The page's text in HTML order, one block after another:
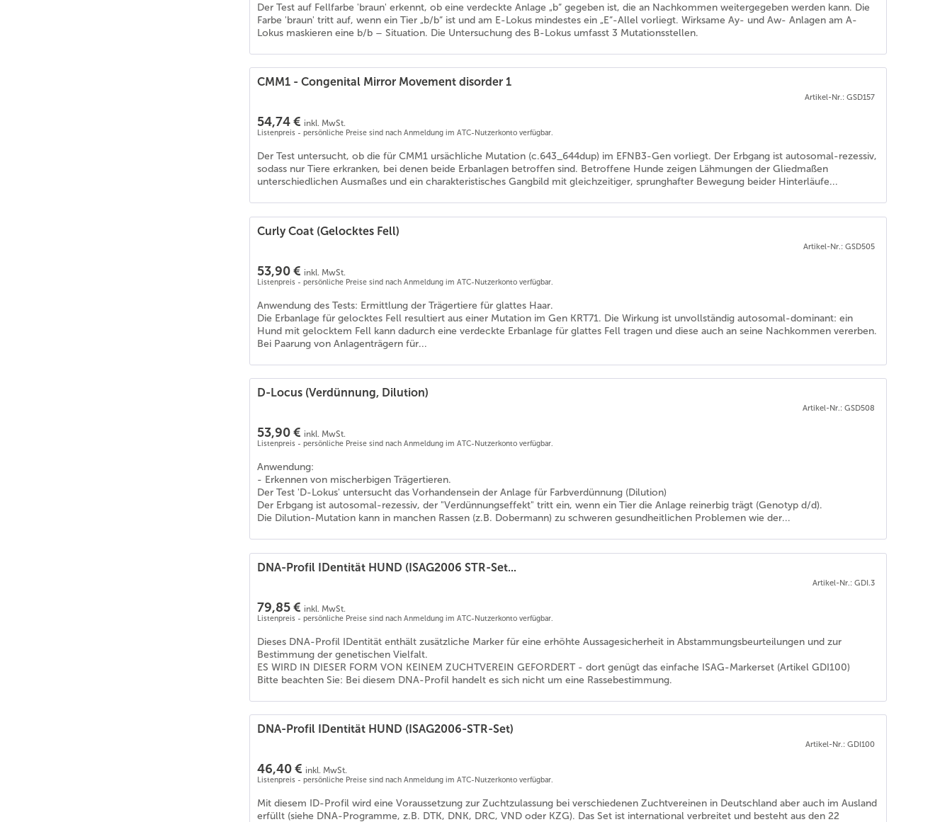
Der Test auf Fellfarbe 'braun' erkennt, ob eine verdeckte Anlage „b“ gegeben ist, die an Nachkommen weitergegeben werden kann. Die
Farbe 'braun' tritt auf, wenn ein Tier „b/b“ ist und am E-Lokus mindestes ein „E“-Allel vorliegt. Wirksame Ay- und Aw- Anlagen am A-
Lokus maskieren eine b/b – Situation. Die Untersuchung des B-Lokus umfasst 3 Mutationsstellen.
CMM1 - Congenital Mirror Movement disorder 1
Artikel-Nr.: GSD157
54,74 € inkl. MwSt.
Listenpreis - persönliche Preise sind nach Anmeldung im ATC-Nutzerkonto verfügbar.
Der Test untersucht, ob die für CMM1 ursächliche Mutation (c.643_644dup) im EFNB3-Gen vorliegt. Der Erbgang ist autosomal-rezessiv,
sodass nur Tiere erkranken, bei denen beide Erbanlagen betroffen sind. Betroffene Hunde zeigen Lähmungen der Gliedmaßen
unterschiedlichen Ausmaßes und ein charakteristisches Gangbild mit gleichzeitiger, sprunghafter Bewegung beider Hinterläufe...
Curly Coat (Gelocktes Fell)
Artikel-Nr.: GSD505
53,90 € inkl. MwSt.
Listenpreis - persönliche Preise sind nach Anmeldung im ATC-Nutzerkonto verfügbar.
Anwendung des Tests: Ermittlung der Trägertiere für glattes Haar.
Die Erbanlage für gelocktes Fell resultiert aus einer Mutation im Gen KRT71. Die Wirkung ist unvollständig autosomal-dominant: ein
Hund mit gelocktem Fell kann dadurch eine verdeckte Erbanlage für glattes Fell tragen und diese auch an seine Nachkommen vererben.
Bei Paarung von Anlagenträgern für...
D-Locus (Verdünnung, Dilution)
Artikel-Nr.: GSD508
53,90 € inkl. MwSt.
Listenpreis - persönliche Preise sind nach Anmeldung im ATC-Nutzerkonto verfügbar.
Anwendung:
- Erkennen von mischerbigen Trägertieren.
Der Test 'D-Lokus' untersucht das Vorhandensein der Anlage für Farbverdünnung (Dilution)
Der Erbgang ist autosomal-rezessiv, der "Verdünnungseffekt" tritt ein, wenn ein Tier die Anlage reinerbig trägt (Genotyp d/d).
Die Dilution-Mutation kann in manchen Rassen (z.B. Dobermann) zu schweren gesundheitlichen Problemen wie der...
DNA-Profil IDentität HUND (ISAG2006 STR-Set...
Artikel-Nr.: GDI.3
79,85 € inkl. MwSt.
Listenpreis - persönliche Preise sind nach Anmeldung im ATC-Nutzerkonto verfügbar.
Dieses DNA-Profil IDentität enthält zusätzliche Marker für eine erhöhte Aussagesicherheit in Abstammungsbeurteilungen und zur
Bestimmung der genetischen Vielfalt.
ES WIRD IN DIESER FORM VON KEINEM ZUCHTVEREIN GEFORDERT - dort genügt das einfache ISAG-Markerset (Artikel GDI100)
Bitte beachten Sie: Bei diesem DNA-Profil handelt es sich nicht um eine Rassebestimmung.
DNA-Profil IDentität HUND (ISAG2006-STR-Set)
Artikel-Nr.: GDI100
46,40 € inkl. MwSt.
Listenpreis - persönliche Preise sind nach Anmeldung im ATC-Nutzerkonto verfügbar.
Mit diesem ID-Profil wird eine Voraussetzung zur Zuchtzulassung bei verschiedenen Zuchtvereinen in Deutschland aber auch im Ausland
erfüllt (siehe DNA-Programme, z.B. DTK, DNK, DRC, VND oder KZG). Das Set ist international verbreitet und besteht aus den 22